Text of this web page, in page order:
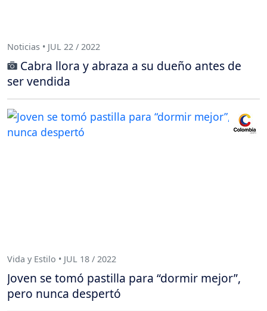
Noticias • JUL 22 / 2022
Cabra llora y abraza a su dueño antes de
ser vendida
Vida y Estilo • JUL 18 / 2022
Joven se tomó pastilla para “dormir mejor”,
pero nunca despertó